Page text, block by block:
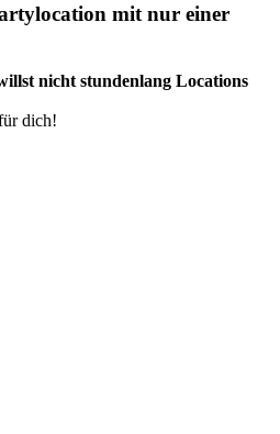
mit nur einer
nicht stundenlang Locations
dich!